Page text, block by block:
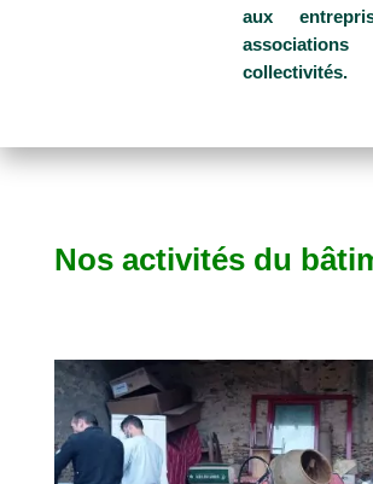
aux
collectivités.
Nos activités du